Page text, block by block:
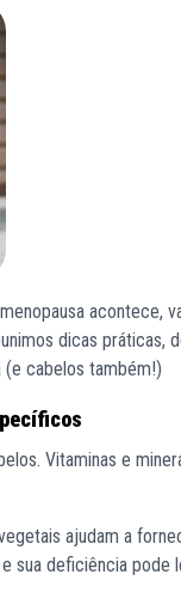
acontece,
dicas práticas,
(e cabelos também!)
Vitaminas e
ajudam a
sua deficiência pode